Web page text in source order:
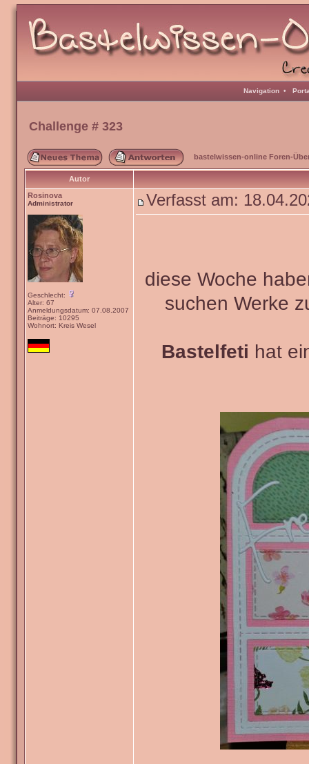
Navigation •
Challenge # 323
bastelwissen-online Foren-
Autor
Rosinova
Administrator
Geschlecht:
Alter: 67
Anmeldungsdatum: 07.08.2007
Beiträge: 10295
Wohnort: Kreis Wesel
Verfasst am:
diese Woche
suchen Werke
Bastelfeti hat